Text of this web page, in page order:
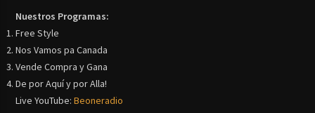
Nuestros Programas:
Free Style
Nos Vamos pa Canada
Vende Compra y Gana
De por Aquí y por Alla!
Live YouTube:Beoneradio